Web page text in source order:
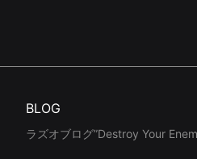
BLOG
ラズオブログ”Destroy Your